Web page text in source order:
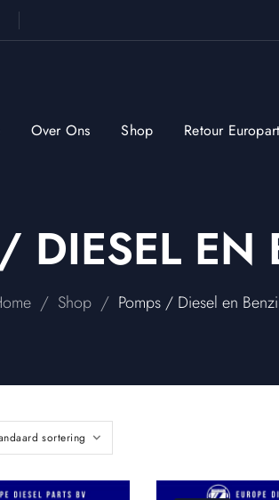
Over Ons Shop Retour
DIESEL EN
/ Shop / Pomps / Diesel en